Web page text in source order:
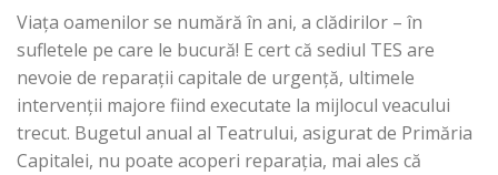
Viaţa oamenilor se numără în ani, a clădirilor – în
sufletele pe care le bucură! E cert că sediul TES are
nevoie de reparaţii capitale de urgenţă, ultimele
intervenţii majore fiind executate la mijlocul veacului
trecut. Bugetul anual al Teatrului, asigurat de Primăria
Capitalei, nu poate acoperi reparaţia, mai ales că